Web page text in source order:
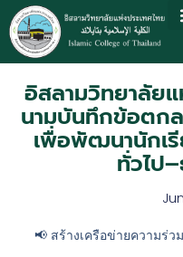
อิสลามวิทยาลัย
นามบันทึกข้อตก
เพื่อพัฒนานักเ
ทั่วไป
📢 สร้างเครือข่ายความร่